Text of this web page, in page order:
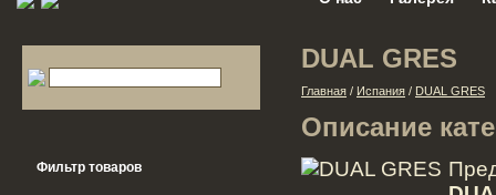
Фильтр товаров
DUAL GRES
Главная / Испания / DUAL GRES
Описание